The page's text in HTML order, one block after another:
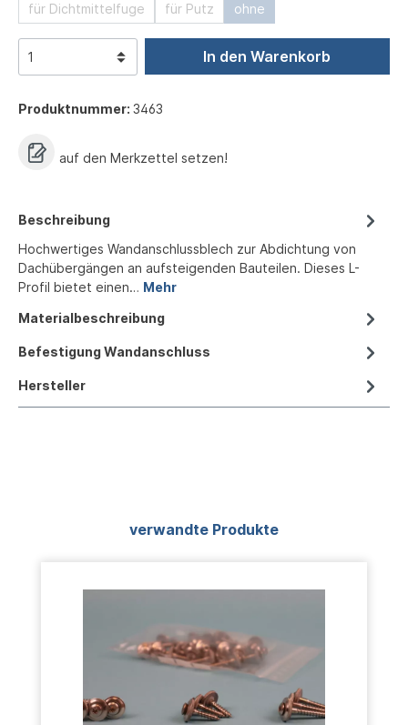
für Dichtmittelfuge für Putz ohne
In den Warenkorb
Produktnummer: 3463
auf den Merkzettel setzen!
Beschreibung
Hochwertiges Wandanschlussblech zur Abdichtung von
Dachübergängen an aufsteigenden Bauteilen. Dieses L-
Profil bietet einen… Mehr
Materialbeschreibung
Befestigung Wandanschluss
Hersteller
Produktgalerie überspringen
verwandte Produkte